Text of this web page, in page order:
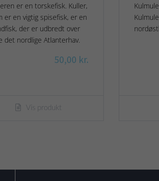
er en torskefisk. Kuller,
er en vigtig spisefisk, er en
der er udbredt over
det nordlige Atlanterhav.
50,00 kr.
Vis produkt